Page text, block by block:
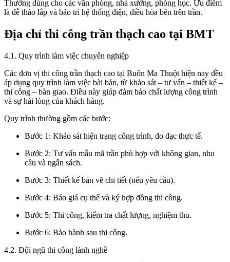
Thường dùng cho các văn phòng, nhà xưởng, phòng học. Ưu điểm
là dễ tháo lắp và bảo trì hệ thống điện, điều hòa bên trên trần.
Địa chỉ thi công trần thạch cao tại BMT
4.1. Quy trình làm việc chuyên nghiệp
Các đơn vị thi công trần thạch cao tại Buôn Ma Thuột hiện nay đều
áp dụng quy trình làm việc bài bản, từ khảo sát – tư vấn – thiết kế –
thi công – bàn giao. Điều này giúp đảm bảo chất lượng công trình
và sự hài lòng của khách hàng.
Quy trình thường gồm các bước:
Bước 1: Khảo sát hiện trạng công trình, đo đạc thực tế.
Bước 2: Tư vấn mẫu mã trần phù hợp với không gian, nhu
cầu và ngân sách.
Bước 3: Thiết kế bản vẽ chi tiết (nếu yêu cầu).
Bước 4: Báo giá cụ thể và ký hợp đồng thi công.
Bước 5: Thi công, kiểm tra chất lượng, nghiệm thu.
Bước 6: Bảo hành sau thi công.
4.2. Đội ngũ thi công lành nghề